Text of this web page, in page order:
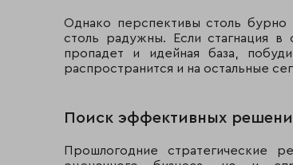
Однако перспективы столь бурно
столь радужны. Если стагнация в
пропадет и идейная база,
распространится и на остальные
Поиск эффективных
Прошлогодние стратегические